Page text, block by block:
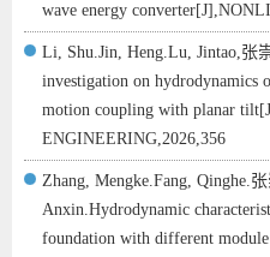
wave energy
Li, Shu.Jin, Heng.Lu, Jintao,张
investigation on hydrodynamics
motion coupling with planar
ENGINEERING,2026,356
Zhang, Mengke.Fang, Qinghe.
Anxin.Hydrodynamic
foundation with different